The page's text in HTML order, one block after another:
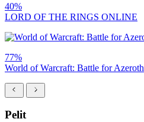
40%
LORD OF THE RINGS ONLINE
77%
World of Warcraft: Battle for Azeroth
Pelit